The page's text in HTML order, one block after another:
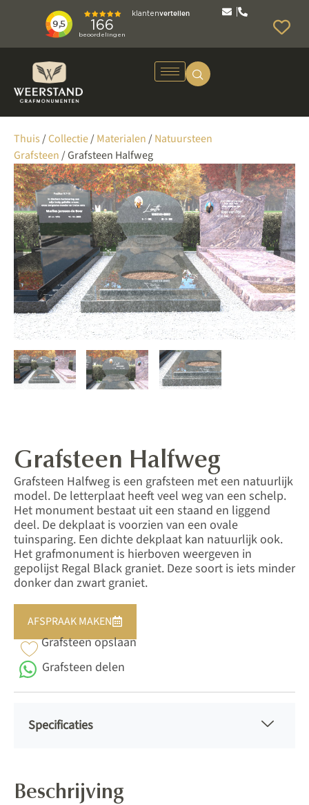
Thuis/Collectie/Materialen/Natuursteen
Grafsteen/ Grafsteen Halfweg
Grafsteen Halfweg
Grafsteen Halfweg is een grafsteen met een natuurlijk
model. De letterplaat heeft veel weg van een schelp.
Het monument bestaat uit een staand en liggend
deel. De dekplaat is voorzien van een ovale
tuinsparing. Een dichte dekplaat kan natuurlijk ook.
Het grafmonument is hierboven weergeven in
gepolijst Regal Black graniet. Deze soort is iets minder
donker dan zwart graniet.
AFSPRAAK MAKEN
Grafsteen opslaan
Grafsteen delen
Specificaties
Beschrijving